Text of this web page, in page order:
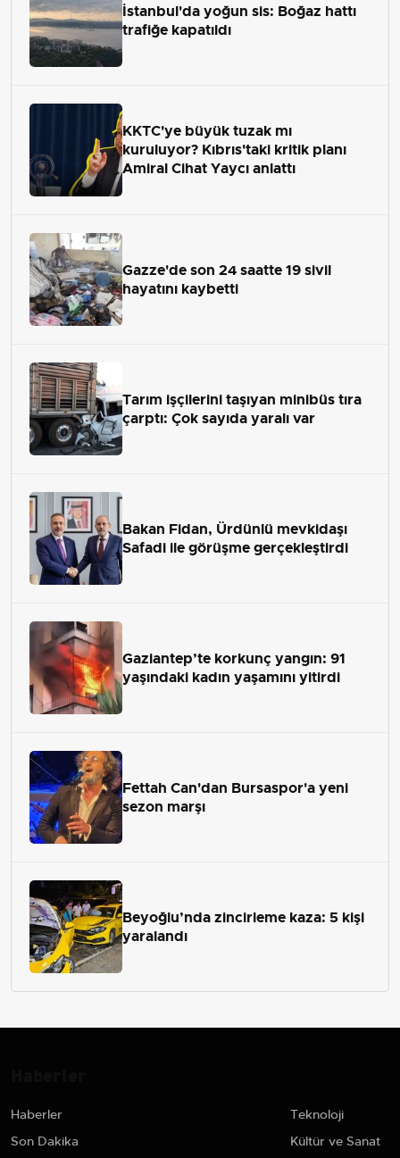
İstanbul'da yoğun sis: Boğaz hattı
trafiğe kapatıldı
KKTC'ye büyük tuzak mı
kuruluyor? Kıbrıs'taki kritik planı
Amiral Cihat Yaycı anlattı
Gazze'de son 24 saatte 19 sivil
hayatını kaybetti
Tarım işçilerini taşıyan minibüs tıra
çarptı: Çok sayıda yaralı var
Bakan Fidan, Ürdünlü mevkidaşı
Safadi ile görüşme gerçekleştirdi
Gaziantep’te korkunç yangın: 91
yaşındaki kadın yaşamını yitirdi
Fettah Can'dan Bursaspor'a yeni
sezon marşı
Beyoğlu’nda zincirleme kaza: 5 kişi
yaralandı
Haberler
Son Dakika
Teknoloji
Kültür ve Sanat